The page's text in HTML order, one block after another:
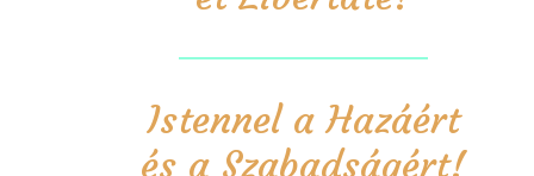
Istennel a Hazáért
és a Szabadságért!